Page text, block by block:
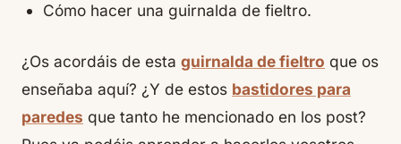
Cómo hacer una guirnalda de fieltro.
¿Os acordáis de esta guirnalda de fieltro que os
enseñaba aquí? ¿Y de estos bastidores para
paredes que tanto he mencionado en los post?